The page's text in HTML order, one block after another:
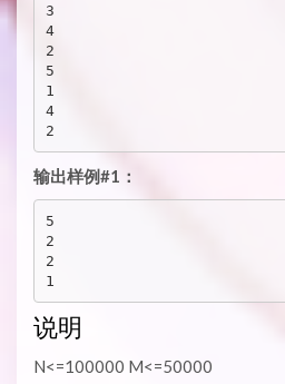
3
4
2
5
1
4
输出样例#1：
5
2
2
说明
N<=100000 M<=50000